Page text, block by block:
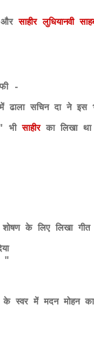
साहीर लुधियानवी
-
में ढाला सचिन दा ने
" भीसाहीर का लिखा
के लिए लिखा गीत
"
स्वर में मदन मोहन